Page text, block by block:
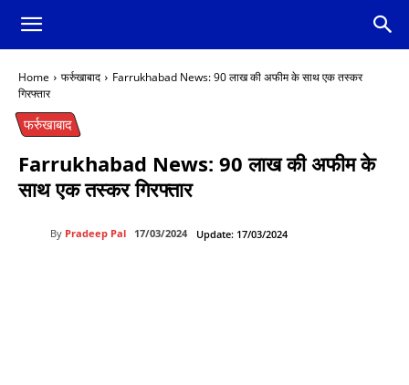
Home फर्रुखाबाद
Farrukhabad News: 90 लाख की अफीम के साथ एक तस्कर
गिरफ्तार
फर्रुखाबाद
Farrukhabad News: 90 लाख की अफीम के
साथ एक तस्कर गिरफ्तार
By Pradeep Pal 17/03/2024 Update: 17/03/2024